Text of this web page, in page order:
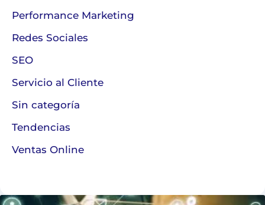
Performance Marketing
Redes Sociales
SEO
Servicio al Cliente
Sin categoría
Tendencias
Ventas Online